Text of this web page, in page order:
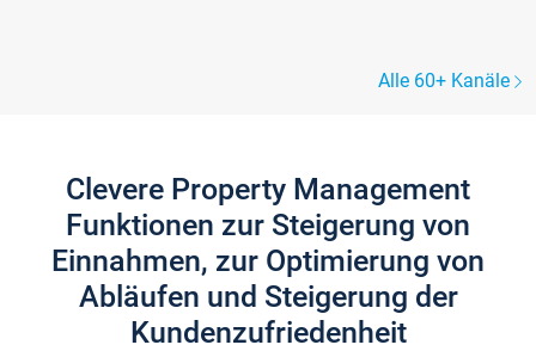
Alle 60+ Kanäle
Clevere Property Management
Funktionen zur Steigerung von
Einnahmen, zur Optimierung von
Abläufen und Steigerung der
Kundenzufriedenheit